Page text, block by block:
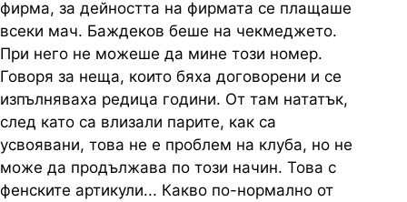
фирма, за дейността на фирмата се плащаше
всеки мач. Баждеков беше на чекмеджето.
При него не можеше да мине този номер.
Говоря за неща, които бяха договорени и се
изпълняваха редица години. От там нататък,
след като са влизали парите, как са
усвоявани, това не е проблем на клуба, но не
може да продължава по този начин. Това с
фенските артикули... Какво по-нормално от